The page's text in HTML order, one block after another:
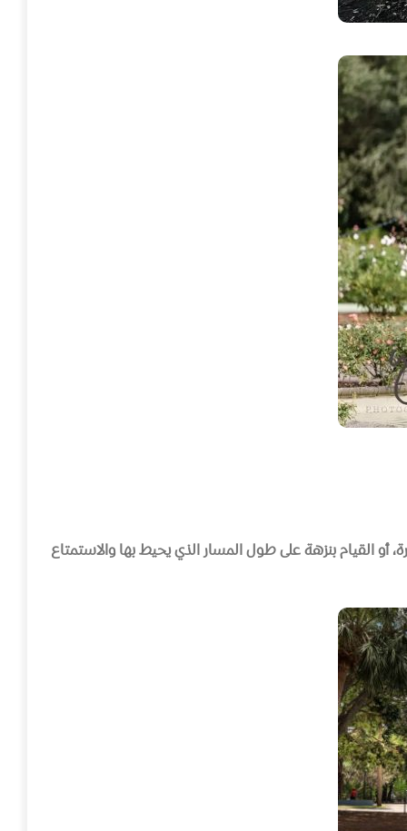
أو القيام بنزهة على طول المسار الذي يحيط بها والاستمتاع